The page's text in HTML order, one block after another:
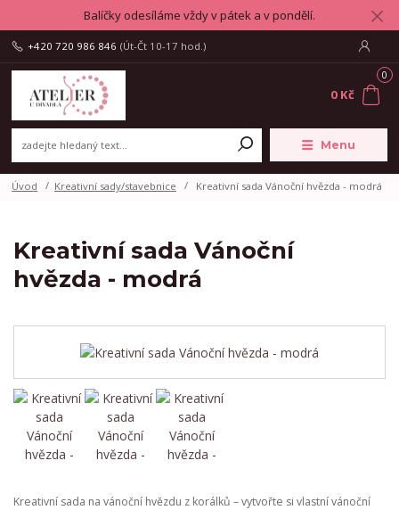
Balíčky odesíláme vždy v pátek a v pondělí.
Menu
+420 720 986 846 (Út-Čt 10-17 hod.)
0
0 Kč
Úvod Kreativní sady/stavebnice Kreativní sada Vánoční hvězda - modrá
Kreativní sada Vánoční
hvězda - modrá
Kreativní sada na vánoční hvězdu z korálků – vytvořte si vlastní vánoční